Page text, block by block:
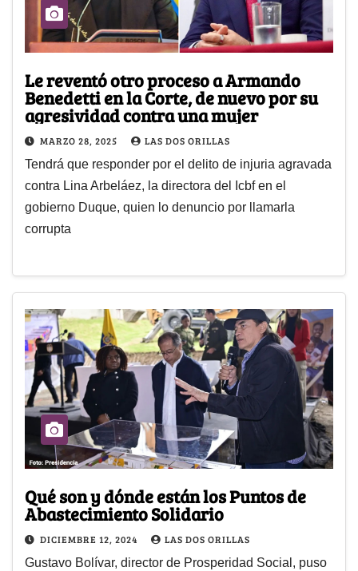
Le reventó otro proceso a Armando
Benedetti en la Corte, de nuevo por su
agresividad contra una mujer
MARZO 28, 2025 LAS DOS ORILLAS
Tendrá que responder por el delito de injuria agravada
contra Lina Arbeláez, la directora del Icbf en el
gobierno Duque, quien lo denuncio por llamarla
corrupta
Qué son y dónde están los Puntos de
Abastecimiento Solidario
DICIEMBRE 12, 2024 LAS DOS ORILLAS
Gustavo Bolívar, director de Prosperidad Social, puso